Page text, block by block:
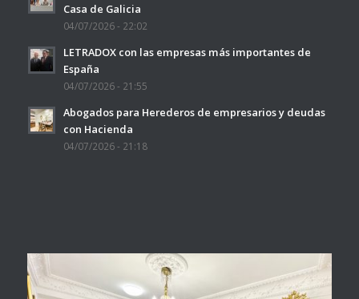
Casa de Galicia
04/07/2026 - 22:02
LETRADOX con las empresas más importantes de
España
04/07/2026 - 21:55
Abogados para Herederos de empresarios y deudas
con Hacienda
04/07/2026 - 21:18